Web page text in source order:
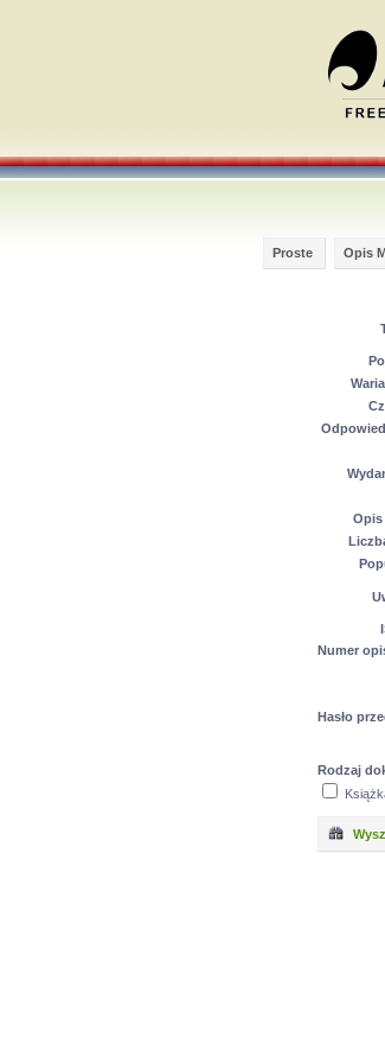
Proste Opis
Numer
Hasło
Rodzaj